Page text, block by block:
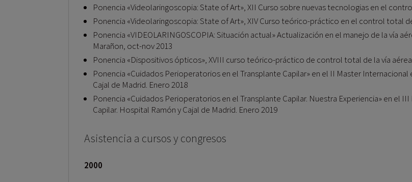
Ponencia «Videolaringoscopia: State of Art», XII Curso sobre nuevas tecnologias en el
Ponencia «Videolaringoscopia: State of Art», XIV Curso teórico-práctico en el control total
Ponencia «VIDEOLARINGOSCOPIA: Situación actual» Actualización en el manejo de la vía
Marañon, oct-nov 2013
Ponencia «Dispositivos ópticos», XVIII curso teórico-práctico de control total de la vía
Ponencia «Cuidados Perioperatorios en el Transplante Capilar» en el II Master
Cajal de Madrid. Enero 2018
Ponencia «Cuidados Perioperatorios en el Transplante Capilar. Nuestra Experiencia» en el
Capilar. Hospital Ramón y Cajal de Madrid. Enero 2019
Asistencia a cursos y congresos
2000